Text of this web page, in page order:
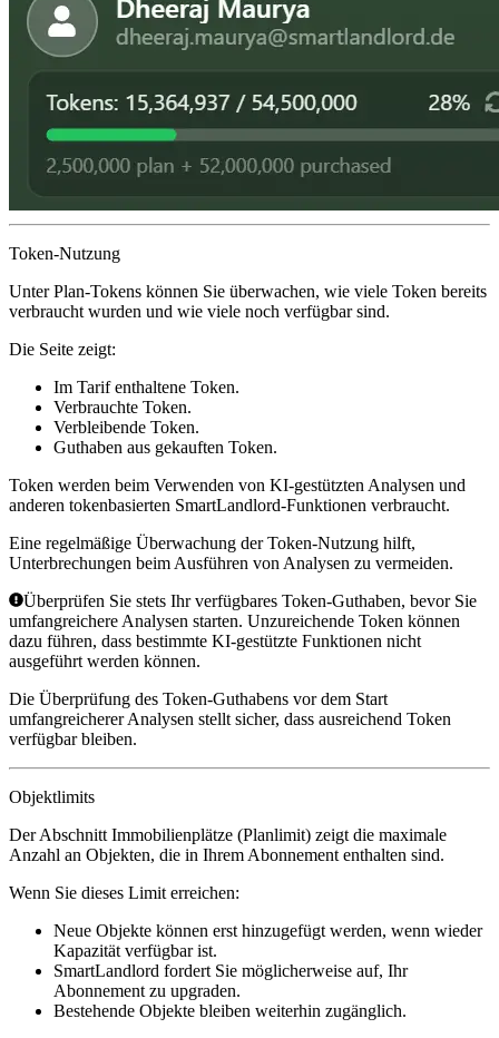
Token-Nutzung
UnterPlan-Tokens können Sie überwachen, wie viele Token bereits
verbraucht wurden und wie viele noch verfügbar sind.
Die Seite zeigt:
Im Tarif enthaltene Token.
Verbrauchte Token.
Verbleibende Token.
Guthaben aus gekauften Token.
Token werden beim Verwenden von KI-gestützten Analysen und
anderen tokenbasierten SmartLandlord-Funktionen verbraucht.
Eine regelmäßige Überwachung der Token-Nutzung hilft,
Unterbrechungen beim Ausführen von Analysen zu vermeiden.
Überprüfen Sie stets Ihr verfügbares Token-Guthaben, bevor Sie
umfangreichere Analysen starten. Unzureichende Token können
dazu führen, dass bestimmte KI-gestützte Funktionen nicht
ausgeführt werden können.
Die Überprüfung des Token-Guthabens vor dem Start
umfangreicherer Analysen stellt sicher, dass ausreichend Token
verfügbar bleiben.
Objektlimits
Der Abschnitt Immobilienplätze (Planlimit) zeigt die maximale
Anzahl an Objekten, die in Ihrem Abonnement enthalten sind.
Wenn Sie dieses Limit erreichen:
Neue Objekte können erst hinzugefügt werden, wenn wieder
Kapazität verfügbar ist.
SmartLandlord fordert Sie möglicherweise auf, Ihr
Abonnement zu upgraden.
Bestehende Objekte bleiben weiterhin zugänglich.